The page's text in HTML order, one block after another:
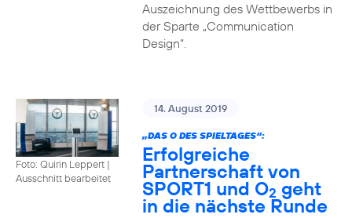
Auszeichnung des Wettbewerbs in
der Sparte „Communication
Design“.
Foto: Quirin Leppert |
Ausschnitt bearbeitet
14. August 2019
„DAS O DES SPIELTAGES“:
Erfolgreiche
Partnerschaft von
SPORT1 und O2 geht
in die nächste Runde